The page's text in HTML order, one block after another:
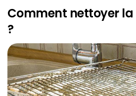
Comment nettoyer
?